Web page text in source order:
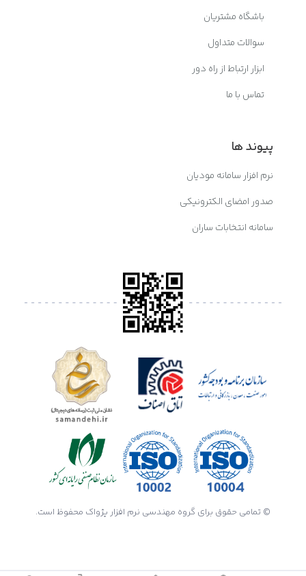
باشگاه مشتریان
سوالات متداول
ابزار ارتباط از راه دور
تماس با ما
پیوند ها
نرم افزار سامانه مودیان
صدور امضای الکترونیکی
سامانه انتخابات ساران
© تمامی حقوق برای گروه مهندسی نرم افزار پژواک محفوظ است.